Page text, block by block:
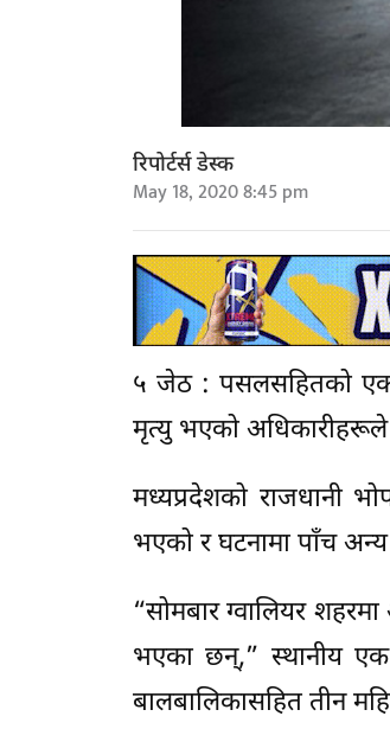
रिपोर्टर्स डेस्क
May 18, 2020 8:45 pm
५ जेठ : पसलसहितको एक
मृत्यु भएको
मध्यप्रदेशको राजधानी
भएको र घटनामा पाँच
“सोमबार ग्वालियर
भएका छन्,” स्थानीय एक
बालबालिकासहित तीन